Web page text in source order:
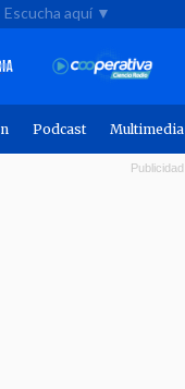
Escucha aquí ▼
Podcast Multimedia